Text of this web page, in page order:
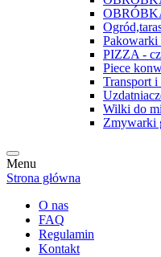
Pakowarki
PIZZA -
Piece
Transport
Wilki do
Zmywarki
Menu
Strona główna
O nas
FAQ
Regulamin
Kontakt